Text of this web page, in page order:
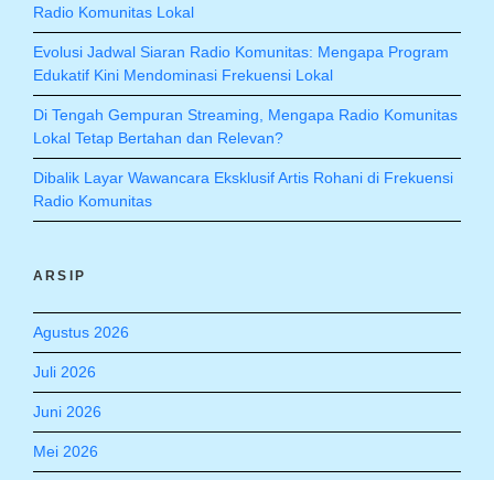
Radio Komunitas Lokal
Evolusi Jadwal Siaran Radio Komunitas: Mengapa Program
Edukatif Kini Mendominasi Frekuensi Lokal
Di Tengah Gempuran Streaming, Mengapa Radio Komunitas
Lokal Tetap Bertahan dan Relevan?
Dibalik Layar Wawancara Eksklusif Artis Rohani di Frekuensi
Radio Komunitas
ARSIP
Agustus 2026
Juli 2026
Juni 2026
Mei 2026